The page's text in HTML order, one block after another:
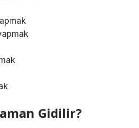
Gidilir?